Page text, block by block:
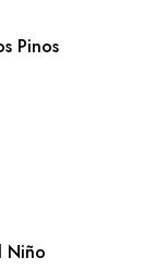
Pinos
Niño